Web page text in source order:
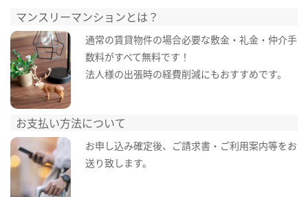
マンスリーマンションとは？
通常の賃貸物件の場合必要な敷金・礼金・仲介手
数料がすべて無料です！
法人様の出張時の経費削減にもおすすめです。
お支払い方法について
お申し込み確定後、ご請求書・ご利用案内等をお
送り致します。